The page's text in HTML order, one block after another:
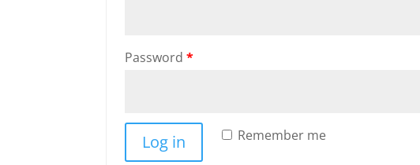
Password*
Remember me
Log in